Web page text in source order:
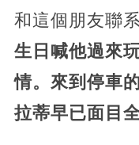
和這個朋友聯系
生日喊他過來
情。來到停車
拉蒂早已面目全